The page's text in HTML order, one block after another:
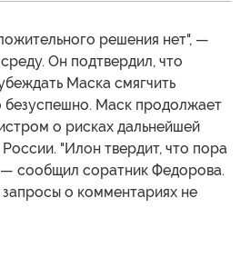
решения нет", —
Он подтвердил, что
Маска смягчить
безуспешно. Маск продолжает
о рисках дальнейшей
"Илон твердит, что пора
— сообщил соратник Федорова.
о комментариях не